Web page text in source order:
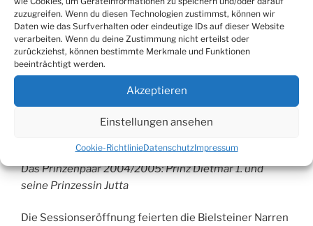
zuzugreifen. Wenn du diesen Technologien zustimmst, können wir
Daten wie das Surfverhalten oder eindeutige IDs auf dieser Website
verarbeiten. Wenn du deine Zustimmung nicht erteilst oder
zurückziehst, können bestimmte Merkmale und Funktionen
beeinträchtigt werden.
Akzeptieren
Einstellungen ansehen
Cookie-RichtlinieDatenschutzImpressum
Hinweise bitte an das Verkehrskommissariat, Tel.:
02261/8199-0
Die Bielsteiner Narren starten in die
neue Session
Das Prinzenpaar 2004/2005: Prinz Dietmar 1. und
seine Prinzessin Jutta
Die Sessionseröffnung feierten die Bielsteiner Narren